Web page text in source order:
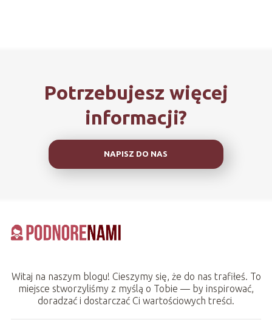
Potrzebujesz więcej
informacji?
NAPISZ DO NAS
Witaj na naszym blogu! Cieszymy się, że do nas trafiłeś. To
miejsce stworzyliśmy z myślą o Tobie — by inspirować,
doradzać i dostarczać Ci wartościowych treści.